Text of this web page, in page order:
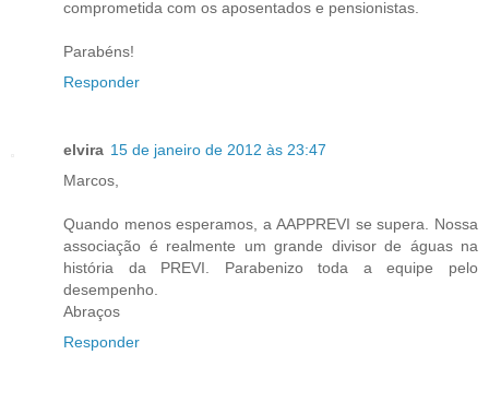
comprometida com os aposentados e pensionistas.
Parabéns!
Responder
elvira 15 de janeiro de 2012 às 23:47
Marcos,
Quando menos esperamos, a AAPPREVI se supera. Nossa
associação é realmente um grande divisor de águas na
história da PREVI. Parabenizo toda a equipe pelo
desempenho.
Abraços
Responder